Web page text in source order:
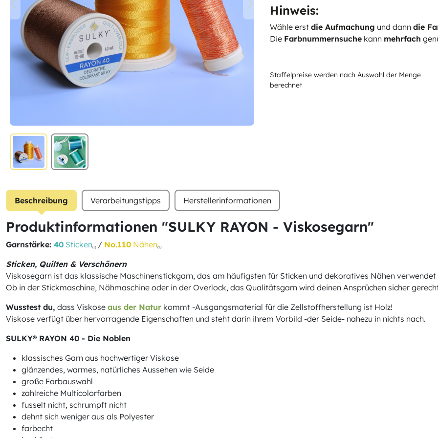
Hinweis:
Wähle erst die Aufmachung und dann die
Die Farbnummernsuche kann mehrfach
Staffelpreise werden nach Auswahl der Menge
berechnet
Beschreibung Verarbeitungstipps Herstellerinformationen
Produktinformationen "SULKY RAYON - Viskosegarn"
Garnstärke: 40 Sticken(1)/ No.110 Nähen(2)
Sticken, Quilten & Verschönern
Viskosegarn ist das klassische Maschinenstickgarn, das am häufigsten für Sticken und dekoratives Nähen verwendet
Ob in der Stickmaschine, Nähmaschine oder in der Overlock, das Qualitätsgarn wird deinen Ansprüchen sicher
Wusstest du, dass Viskose aus der Natur kommt -Ausgangsmaterial für die Zellstoffherstellung ist Holz!
Viskose verfügt über hervorragende Eigenschaften und steht darin ihrem Vorbild -der Seide- nahezu in nichts nach.
SULKY® RAYON 40 - Die Noblen
klassisches Garn aus hochwertiger Viskose
glänzendes, warmes, natürliches Aussehen wie Seide
große Farbauswahl
zahlreiche Multicolorfarben
fusselt nicht, schrumpft nicht
dehnt sich weniger aus als Polyester
farbecht